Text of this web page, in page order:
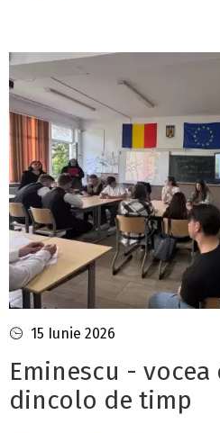
15 Iunie 2026
Eminescu - vocea
dincolo de timp